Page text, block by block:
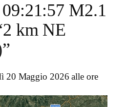
M2.1
km NE
20 Maggio 2026 alle ore